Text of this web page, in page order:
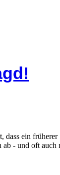
ein früherer
- und oft